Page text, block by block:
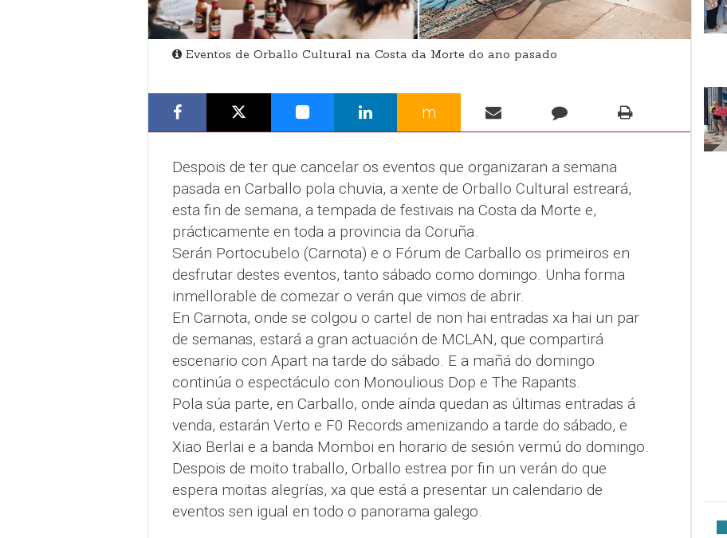
Eventos de Orballo Cultural na Costa da Morte do ano pasado
m
Despois de ter que cancelar os eventos que organizaran a semana
pasada en Carballo pola chuvia, a xente de Orballo Cultural estreará,
esta fin de semana, a tempada de festivais na Costa da Morte e,
prácticamente en toda a provincia da Coruña.
Serán Portocubelo (Carnota) e o Fórum de Carballo os primeiros en
desfrutar destes eventos, tanto sábado como domingo. Unha forma
inmellorable de comezar o verán que vimos de abrir.
En Carnota, onde se colgou o cartel de non hai entradas xa hai un par
de semanas, estará a gran actuación de MCLAN, que compartirá
escenario con Apart na tarde do sábado. E a mañá do domingo
continúa o espectáculo con Monoulious Dop e The Rapants.
Pola súa parte, en Carballo, onde aínda quedan as últimas entradas á
venda, estarán Verto e F0 Records amenizando a tarde do sábado, e
Xiao Berlai e a banda Momboi en horario de sesión vermú do domingo.
Despois de moito traballo, Orballo estrea por fin un verán do que
espera moitas alegrías, xa que está a presentar un calendario de
eventos sen igual en todo o panorama galego.